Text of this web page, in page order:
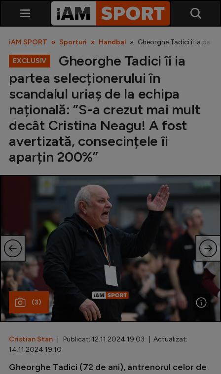
SuperLiga
Liga 2
Echipa Națională
Fotbal feminin
Inedit
Clasamente
Champions League
Europa League
iAM SPORT Sporturi Handbal Gheorghe Tadici îi ia
EXCLUSIV
Gheorghe Tadici îi ia
partea selecționerului în
scandalul uriaș de la echipa
națională: ”S-a crezut mai mult
decât Cristina Neagu! A fost
avertizată, consecințele îi
aparțin 200%”
(3)
Cristian Stan | Publicat: 12.11.2024 19:03 | Actualizat:
14.11.2024 19:10
Gheorghe Tadici (72 de ani), antrenorul celor de